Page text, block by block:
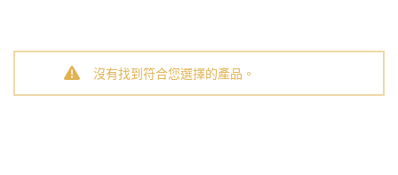
沒有找到符合您選擇的產品。